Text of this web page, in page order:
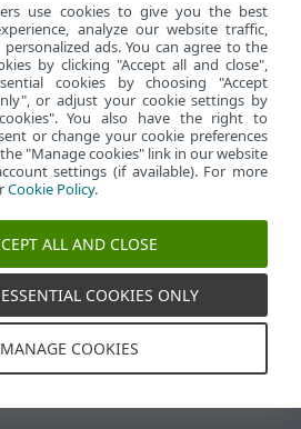
επιφάνειας εργασίας
ESET
s
Διαχείριση cookies
Πολιτική cookie
use cookies to give you the best
analyze our website traffic,
ads. You can agree to the
by clicking "Accept all and close",
cookies by choosing "Accept
or adjust your cookie settings by
You also have the right to
or change your cookie preferences
"Manage cookies" link in our website
settings (if available). For more
Cookie Policy.
ALL AND CLOSE
COOKIES ONLY
MANAGE COOKIES